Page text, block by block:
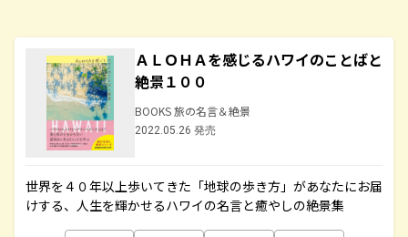
ＡＬＯＨＡを感じるハワイのことばと
絶景１００
BOOKS 旅の名言＆絶景
2022.05.26 発売
世界を４０年以上歩いてきた「地球の歩き方」があなたにお届
けする、人生を輝かせるハワイの名言と癒やしの絶景集